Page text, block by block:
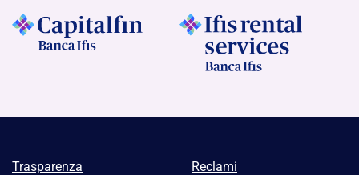
Trasparenza Reclami